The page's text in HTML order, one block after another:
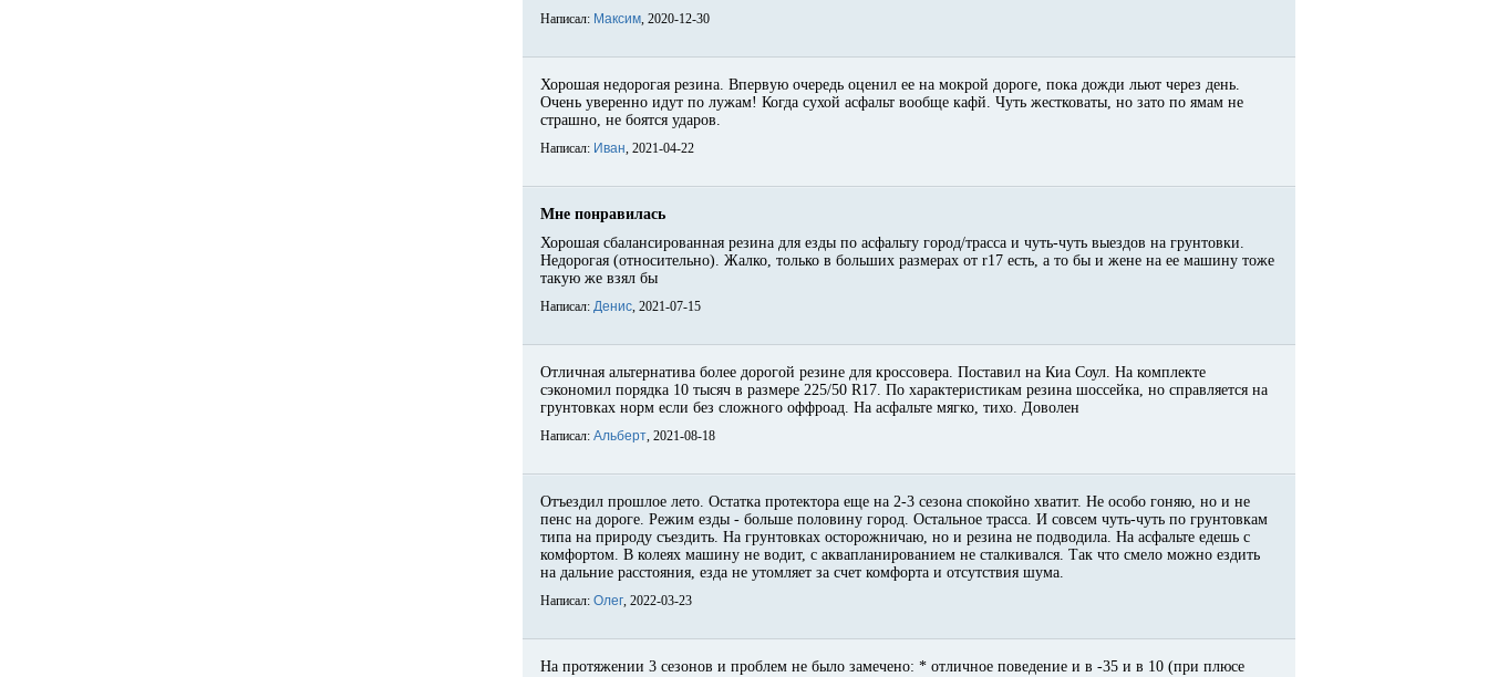
Написал: Максим, 2020-12-30
Хорошая недорогая резина. Впервую очередь оценил ее на мокрой дороге, пока дожди льют через день.
Очень уверенно идут по лужам! Когда сухой асфальт вообще кафй. Чуть жестковаты, но зато по ямам не
страшно, не боятся ударов.
Написал: Иван, 2021-04-22
Мне понравилась
Хорошая сбалансированная резина для езды по асфальту город/трасса и чуть-чуть выездов на грунтовки.
Недорогая (относительно). Жалко, только в больших размерах от r17 есть, а то бы и жене на ее машину тоже
такую же взял бы
Написал: Денис, 2021-07-15
Отличная альтернатива более дорогой резине для кроссовера. Поставил на Киа Соул. На комплекте
сэкономил порядка 10 тысяч в размере 225/50 R17. По характеристикам резина шоссейка, но справляется на
грунтовках норм если без сложного оффроад. На асфальте мягко, тихо. Доволен
Написал: Альберт, 2021-08-18
Отъездил прошлое лето. Остатка протектора еще на 2-3 сезона спокойно хватит. Не особо гоняю, но и не
пенс на дороге. Режим езды - больше половину город. Остальное трасса. И совсем чуть-чуть по грунтовкам
типа на природу съездить. На грунтовках осторожничаю, но и резина не подводила. На асфальте едешь с
комфортом. В колеях машину не водит, с аквапланированием не сталкивался. Так что смело можно ездить
на дальние расстояния, езда не утомляет за счет комфорта и отсутствия шума.
Написал: Олег, 2022-03-23
На протяжении 3 сезонов и проблем не было замечено: * отличное поведение и в -35 и в 10 (при плюсе